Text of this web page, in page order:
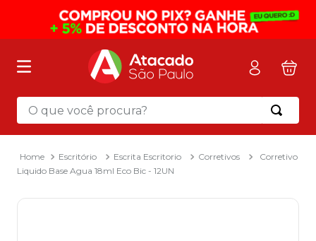
O que você procura?
Escritório Escrita Escritorio Corretivos
Corretivo
Liquido Base Agua 18ml Eco Bic - 12UN
Termos mais buscados
mochila
2º sacola
3º papel toalha